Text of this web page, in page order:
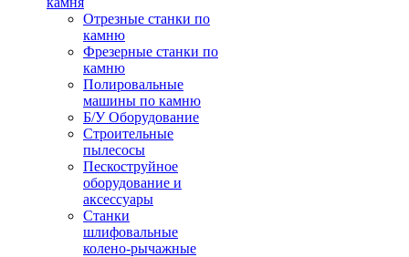
Отрезные станки по
камню
Фрезерные станки по
камню
Полировальные
машины по камню
Б/У Оборудование
Строительные
пылесосы
Пескоструйное
оборудование и
аксессуары
Станки
шлифовальные
колено-рычажные